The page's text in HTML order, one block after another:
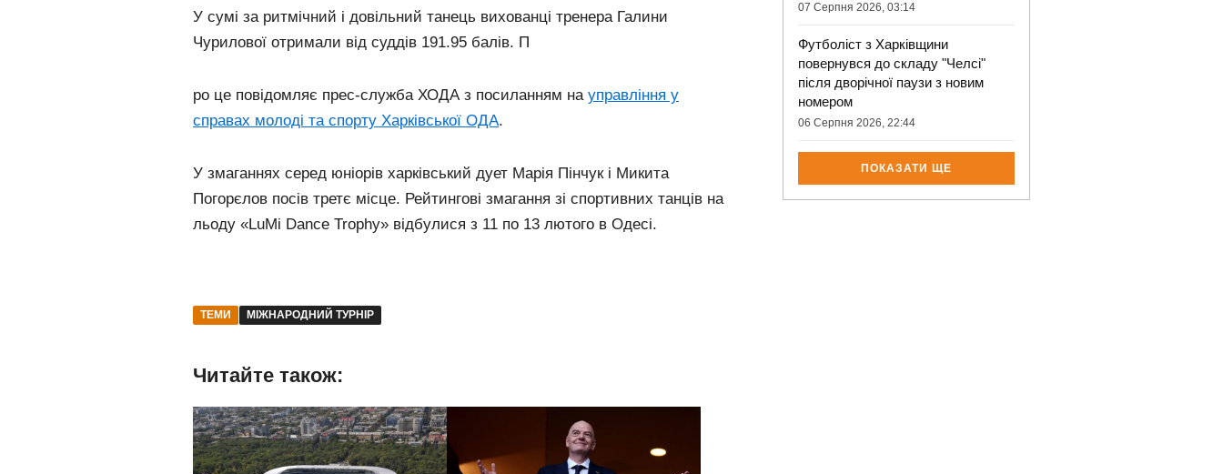
У сумі за ритмічний і довільний танець вихованці тренера Галини
Чурилової отримали від суддів 191.95 балів. П
ро це повідомляє прес-служба ХОДА з посиланням на управління у
справах молоді та спорту Харківської ОДА.
У змаганнях серед юніорів харківський дует Марія Пінчук і Микита
Погорєлов посів третє місце. Рейтингові змагання зі спортивних танців на
льоду «LuMi Dance Trophy» відбулися з 11 по 13 лютого в Одесі.
ТЕМИ МІЖНАРОДНИЙ ТУРНІР
Читайте також:
07 Серпня 2026, 03:14
Футболіст з Харківщини
повернувся до складу "Челсі"
після дворічної паузи з новим
номером
06 Серпня 2026, 22:44
ПОКАЗАТИ ЩЕ